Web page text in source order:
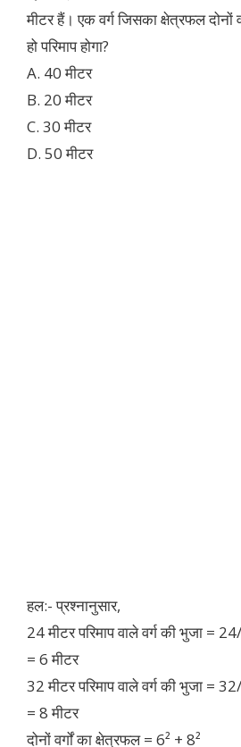
मीटर हैं। एक वर्ग जिसका क्षेत्रफल दोनों
हो परिमाप होगा?
A. 40 मीटर
B. 20 मीटर
C. 30 मीटर
D. 50 मीटर
हल:- प्रश्नानुसार,
24 मीटर परिमाप वाले वर्ग की भुजा =
= 6 मीटर
32 मीटर परिमाप वाले वर्ग की भुजा =
= 8 मीटर
दोनों वर्गों का क्षेत्रफल = 6² + 8²